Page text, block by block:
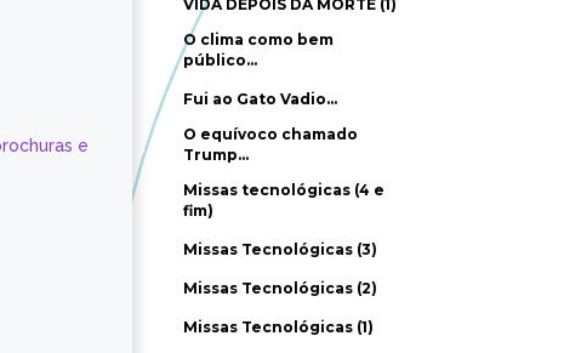
e
VIDA DEPOIS DA MORTE (1)
O clima como bem
público…
Fui ao Gato Vadio…
O equívoco chamado
Trump…
Missas tecnológicas (4 e
fim)
Missas Tecnológicas (3)
Missas Tecnológicas (2)
Missas Tecnológicas (1)